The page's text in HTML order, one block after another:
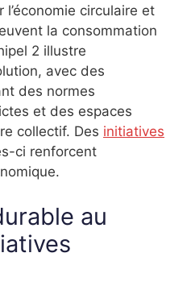
circulaire et
la consommation
2 illustre
avec des
des normes
et des espaces
collectif. Des initiatives
ci renforcent
au